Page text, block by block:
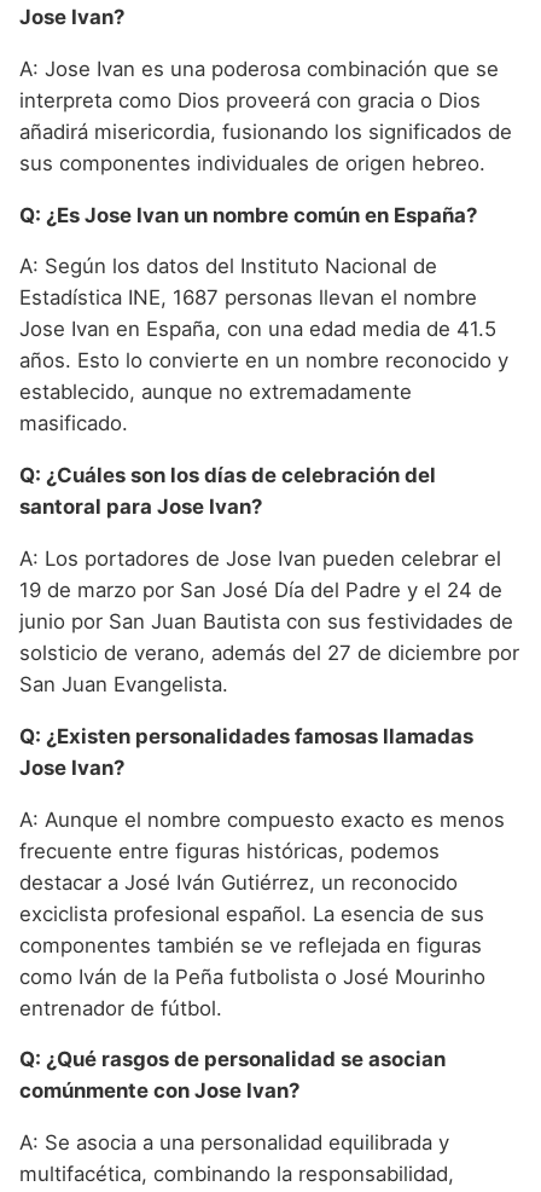
Jose Ivan?
A: Jose Ivan es una poderosa combinación que se
interpreta como Dios proveerá con gracia o Dios
añadirá misericordia, fusionando los significados de
sus componentes individuales de origen hebreo.
Q: ¿Es Jose Ivan un nombre común en España?
A: Según los datos del Instituto Nacional de
Estadística INE, 1687 personas llevan el nombre
Jose Ivan en España, con una edad media de 41.5
años. Esto lo convierte en un nombre reconocido y
establecido, aunque no extremadamente
masificado.
Q: ¿Cuáles son los días de celebración del
santoral para Jose Ivan?
A: Los portadores de Jose Ivan pueden celebrar el
19 de marzo por San José Día del Padre y el 24 de
junio por San Juan Bautista con sus festividades de
solsticio de verano, además del 27 de diciembre por
San Juan Evangelista.
Q: ¿Existen personalidades famosas llamadas
Jose Ivan?
A: Aunque el nombre compuesto exacto es menos
frecuente entre figuras históricas, podemos
destacar a José Iván Gutiérrez, un reconocido
exciclista profesional español. La esencia de sus
componentes también se ve reflejada en figuras
como Iván de la Peña futbolista o José Mourinho
entrenador de fútbol.
Q: ¿Qué rasgos de personalidad se asocian
comúnmente con Jose Ivan?
A: Se asocia a una personalidad equilibrada y
multifacética, combinando la responsabilidad,